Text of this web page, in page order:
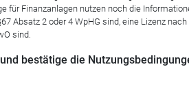
als Internet-Suchergebnisse
kostenlos ist das nicht. Die
Fondsbranche: Neue Fonds am Start
hunderte neuer Fonds und
für Finanzanlagen nutzen noch die
Absatz 2 oder 4 WpHG sind, eine Lizenz
sind.
bestätige die